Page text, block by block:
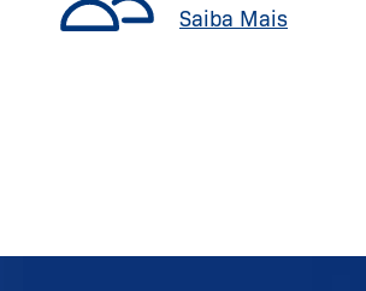
Saiba Mais